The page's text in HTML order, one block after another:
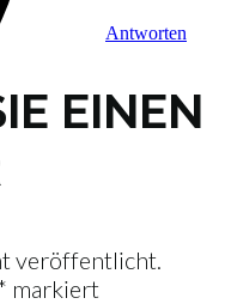
Antworten
EINEN
veröffentlicht.
markiert